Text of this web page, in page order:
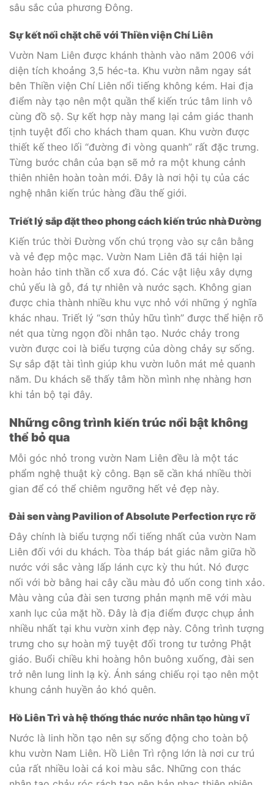
sâu sắc của phương Đông.
Sự kết nối chặt chẽ với Thiền viện Chí Liên
Vườn Nam Liên được khánh thành vào năm 2006 với
diện tích khoảng 3,5 héc-ta. Khu vườn nằm ngay sát
bên Thiền viện Chí Liên nổi tiếng không kém. Hai địa
điểm này tạo nên một quần thể kiến trúc tâm linh vô
cùng đồ sộ. Sự kết hợp này mang lại cảm giác thanh
tịnh tuyệt đối cho khách tham quan. Khu vườn được
thiết kế theo lối “đường đi vòng quanh” rất đặc trưng.
Từng bước chân của bạn sẽ mở ra một khung cảnh
thiên nhiên hoàn toàn mới. Đây là nơi hội tụ của các
nghệ nhân kiến trúc hàng đầu thế giới.
Triết lý sắp đặt theo phong cách kiến trúc nhà Đường
Kiến trúc thời Đường vốn chú trọng vào sự cân bằng
và vẻ đẹp mộc mạc. Vườn Nam Liên đã tái hiện lại
hoàn hảo tinh thần cổ xưa đó. Các vật liệu xây dựng
chủ yếu là gỗ, đá tự nhiên và nước sạch. Không gian
được chia thành nhiều khu vực nhỏ với những ý nghĩa
khác nhau. Triết lý “sơn thủy hữu tình” được thể hiện rõ
nét qua từng ngọn đồi nhân tạo. Nước chảy trong
vườn được coi là biểu tượng của dòng chảy sự sống.
Sự sắp đặt tài tình giúp khu vườn luôn mát mẻ quanh
năm. Du khách sẽ thấy tâm hồn mình nhẹ nhàng hơn
khi tản bộ tại đây.
Những công trình kiến trúc nổi bật không
thể bỏ qua
Mỗi góc nhỏ trong vườn Nam Liên đều là một tác
phẩm nghệ thuật kỳ công. Bạn sẽ cần khá nhiều thời
gian để có thể chiêm ngưỡng hết vẻ đẹp này.
Đài sen vàng Pavilion of Absolute Perfection rực rỡ
Đây chính là biểu tượng nổi tiếng nhất của vườn Nam
Liên đối với du khách. Tòa tháp bát giác nằm giữa hồ
nước với sắc vàng lấp lánh cực kỳ thu hút. Nó được
nối với bờ bằng hai cây cầu màu đỏ uốn cong tinh xảo.
Màu vàng của đài sen tương phản mạnh mẽ với màu
xanh lục của mặt hồ. Đây là địa điểm được chụp ảnh
nhiều nhất tại khu vườn xinh đẹp này. Công trình tượng
trưng cho sự hoàn mỹ tuyệt đối trong tư tưởng Phật
giáo. Buổi chiều khi hoàng hôn buông xuống, đài sen
trở nên lung linh lạ kỳ. Ánh sáng chiếu rọi tạo nên một
khung cảnh huyền ảo khó quên.
Hồ Liên Trì và hệ thống thác nước nhân tạo hùng vĩ
Nước là linh hồn tạo nên sự sống động cho toàn bộ
khu vườn Nam Liên. Hồ Liên Trì rộng lớn là nơi cư trú
của rất nhiều loài cá koi màu sắc. Những con thác